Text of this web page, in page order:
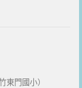
門國小）